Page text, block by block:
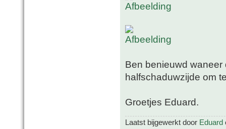
Ben benieuwd
halfschaduwzijde om
Groetjes Eduard.
Laatst bijgewerkt door Eduard